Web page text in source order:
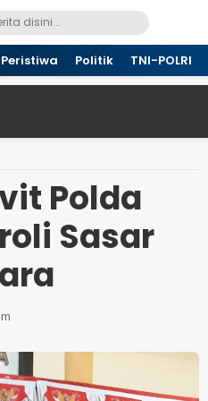
Peristiwa Politik TNI-POLRI
Polda
Sasar